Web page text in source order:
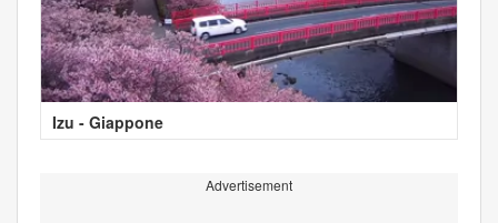
Izu - Giappone
Advertisement